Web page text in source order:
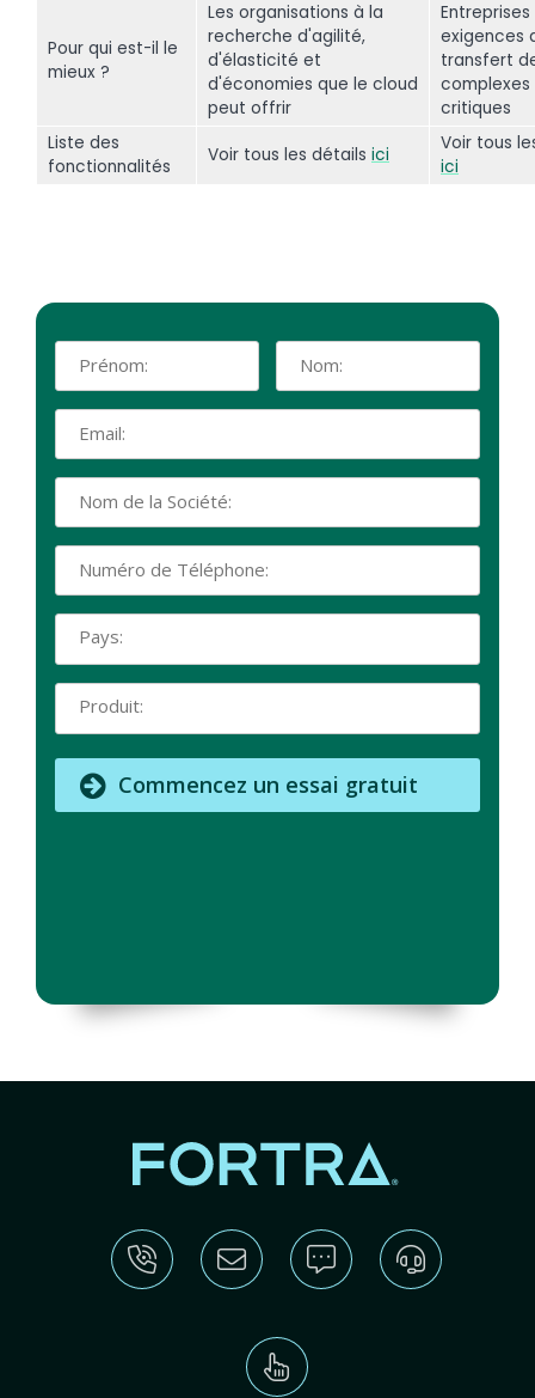
Pour qui est-il le
mieux ?
Les organisations à la
recherche d'agilité,
d'élasticité et
d'économies que le cloud
peut offrir
exigences
transfert
critiques
Liste des
fonctionnalités
Voir tous les détails ici
Voir tous
ici